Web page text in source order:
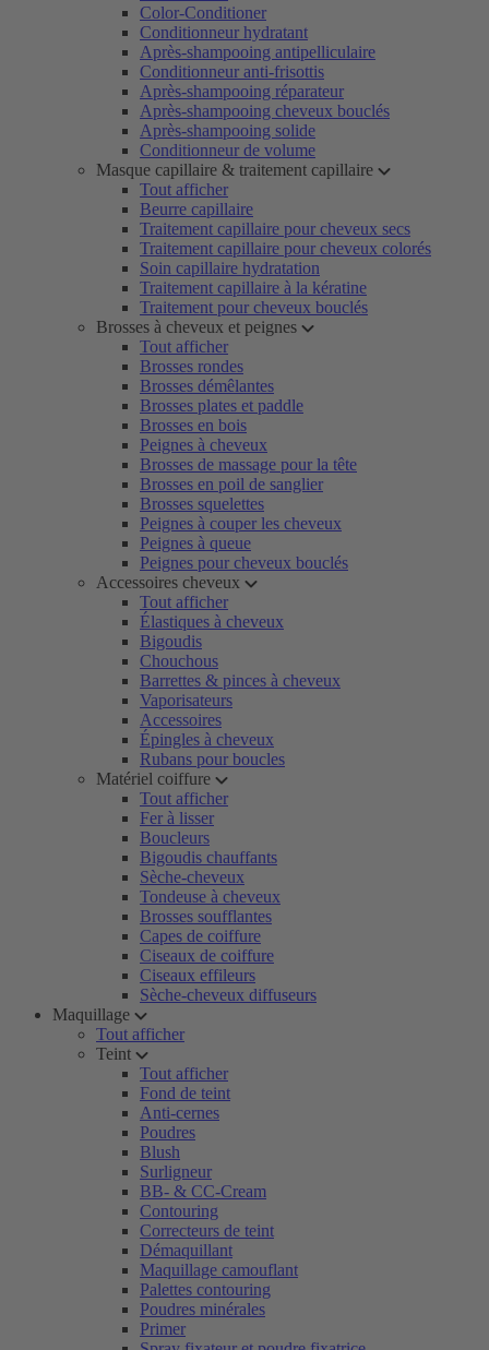
Color-Conditioner
Conditionneur hydratant
Après-shampooing antipelliculaire
Conditionneur anti-frisottis
Après-shampooing réparateur
Après-shampooing cheveux bouclés
Après-shampooing solide
Conditionneur de volume
Masque capillaire & traitement capillaire
Tout afficher
Beurre capillaire
Traitement capillaire pour cheveux secs
Traitement capillaire pour cheveux colorés
Soin capillaire hydratation
Traitement capillaire à la kératine
Traitement pour cheveux bouclés
Brosses à cheveux et peignes
Tout afficher
Brosses rondes
Brosses démêlantes
Brosses plates et paddle
Brosses en bois
Peignes à cheveux
Brosses de massage pour la tête
Brosses en poil de sanglier
Brosses squelettes
Peignes à couper les cheveux
Peignes à queue
Peignes pour cheveux bouclés
Accessoires cheveux
Tout afficher
Élastiques à cheveux
Bigoudis
Chouchous
Barrettes & pinces à cheveux
Vaporisateurs
Accessoires
Épingles à cheveux
Rubans pour boucles
Matériel coiffure
Tout afficher
Fer à lisser
Boucleurs
Bigoudis chauffants
Sèche-cheveux
Tondeuse à cheveux
Brosses soufflantes
Capes de coiffure
Ciseaux de coiffure
Ciseaux effileurs
Sèche-cheveux diffuseurs
Maquillage
Tout afficher
Teint
Tout afficher
Fond de teint
Anti-cernes
Poudres
Blush
Surligneur
BB- & CC-Cream
Contouring
Correcteurs de teint
Démaquillant
Maquillage camouflant
Palettes contouring
Poudres minérales
Primer